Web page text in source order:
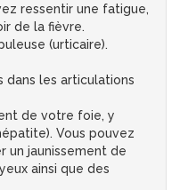
ressentir une fatigue,
de la fièvre.
(urticaire).
dans les articulations
de votre foie, y
Vous pouvez
un jaunissement de
ainsi que des